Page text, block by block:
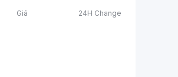
Giá 24H Change